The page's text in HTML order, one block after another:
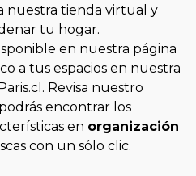
nuestra tienda virtual y
tu hogar.
en nuestra página
a tus espacios en nuestra
Revisa nuestro
encontrar los
en organización
con un sólo clic.